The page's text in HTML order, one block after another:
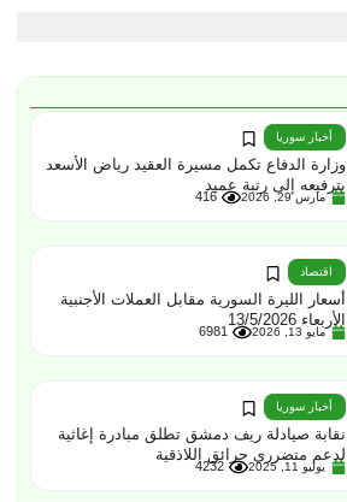
أخبار سوريا
وزارة الدفاع تكمل مسيرة العقيد رياض الأسعد
بترفيعه إلى رتبة عميد
مارس 29, 2026 416
اقتصاد
أسعار الليرة السورية مقابل العملات الأجنبية
الأربعاء 13/5/2026
مايو 13, 2026 6981
أخبار سوريا
نقابة صيادلة ريف دمشق تطلق مبادرة إغاثية
لدعم متضرري حرائق اللاذقية
يوليو 11, 2025 4232